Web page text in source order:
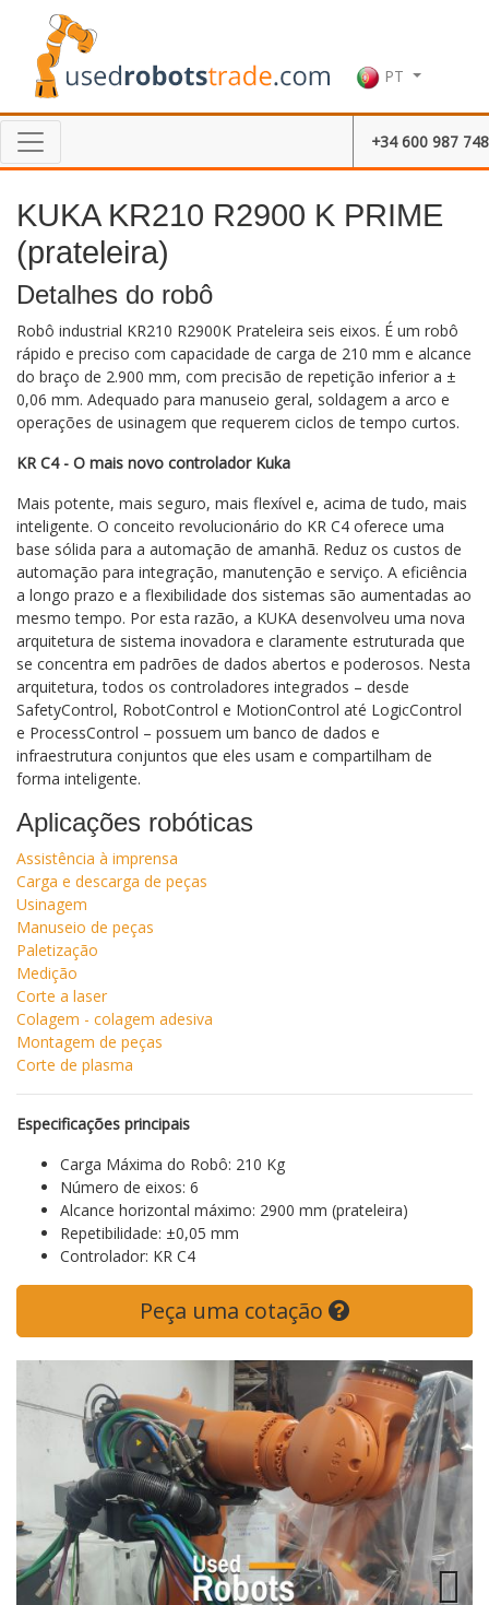
PT
+34 600 987 748
KUKA KR210 R2900 K PRIME
(prateleira)
Detalhes do robô
Robô industrial KR210 R2900K Prateleira seis eixos. É um robô
rápido e preciso com capacidade de carga de 210 mm e alcance
do braço de 2.900 mm, com precisão de repetição inferior a ±
0,06 mm. Adequado para manuseio geral, soldagem a arco e
operações de usinagem que requerem ciclos de tempo curtos.
KR C4 - O mais novo controlador Kuka
Mais potente, mais seguro, mais flexível e, acima de tudo, mais
inteligente. O conceito revolucionário do KR C4 oferece uma
base sólida para a automação de amanhã. Reduz os custos de
automação para integração, manutenção e serviço. A eficiência
a longo prazo e a flexibilidade dos sistemas são aumentadas ao
mesmo tempo. Por esta razão, a KUKA desenvolveu uma nova
arquitetura de sistema inovadora e claramente estruturada que
se concentra em padrões de dados abertos e poderosos. Nesta
arquitetura, todos os controladores integrados – desde
SafetyControl, RobotControl e MotionControl até LogicControl
e ProcessControl – possuem um banco de dados e
infraestrutura conjuntos que eles usam e compartilham de
forma inteligente.
Aplicações robóticas
Assistência à imprensa
Carga e descarga de peças
Usinagem
Manuseio de peças
Paletização
Medição
Corte a laser
Colagem - colagem adesiva
Montagem de peças
Corte de plasma
Especificações principais
Carga Máxima do Robô: 210 Kg
Número de eixos: 6
Alcance horizontal máximo: 2900 mm (prateleira)
Repetibilidade: ±0,05 mm
Controlador: KR C4
Peça uma cotação